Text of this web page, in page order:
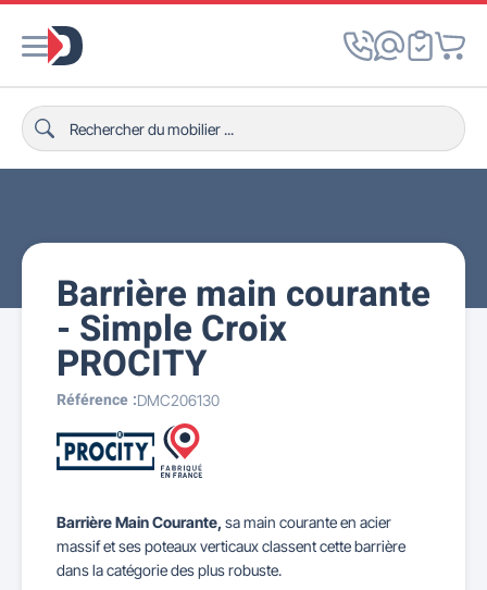
Barrière main courante
- Simple Croix
PROCITY
Référence :DMC206130
Barrière Main Courante, sa main courante en acier
massif et ses poteaux verticaux classent cette barrière
dans la catégorie des plus robuste.